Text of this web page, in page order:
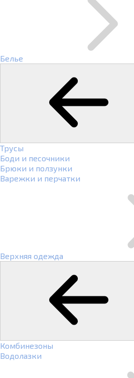
Белье
Трусы
Боди и песочники
Брюки и ползунки
Варежки и перчатки
Верхняя одежда
Комбинезоны
Водолазки